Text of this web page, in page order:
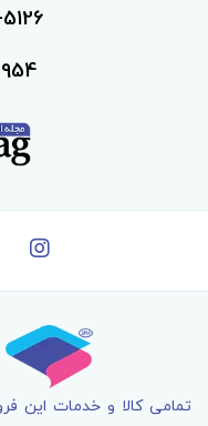
تمامی کالا و خدمات اين